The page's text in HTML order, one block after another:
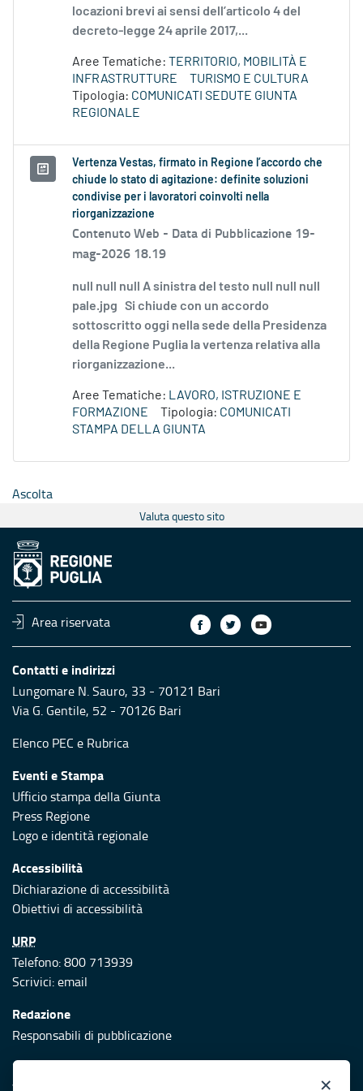
locazioni brevi ai sensi dell’articolo 4 del
decreto-legge 24 aprile 2017,...
Aree Tematiche: TERRITORIO, MOBILITÀ E
INFRASTRUTTURE
TURISMO E CULTURA
Tipologia: COMUNICATI SEDUTE GIUNTA
REGIONALE
Vertenza Vestas, firmato in Regione l’accordo che
chiude lo stato di agitazione: definite soluzioni
condivise per i lavoratori coinvolti nella
riorganizzazione
Contenuto Web - Data di Pubblicazione 19-
mag-2026 18.19
null null null A sinistra del testo null null null
pale.jpg Si chiude con un accordo
sottoscritto oggi nella sede della Presidenza
della Regione Puglia la vertenza relativa alla
riorganizzazione...
Aree Tematiche: LAVORO, ISTRUZIONE E
FORMAZIONE
Tipologia: COMUNICATI
STAMPA DELLA GIUNTA
Ascolta
Valuta questo sito
Area riservata
Contatti e indirizzi
Lungomare N. Sauro, 33 - 70121 Bari
Via G. Gentile, 52 - 70126 Bari
Elenco PEC e Rubrica
Eventi e Stampa
Ufficio stampa della Giunta
Press Regione
Logo e identità regionale
Accessibilità
Dichiarazione di accessibilità
Obiettivi di accessibilità
URP
Telefono: 800 713939
Scrivici:email
Redazione
Responsabili di pubblicazione
Protezione civile
×